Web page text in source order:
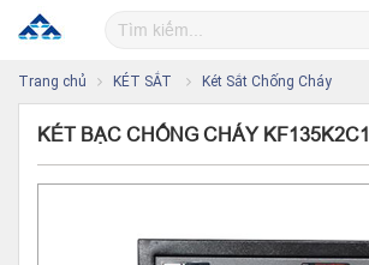
Trang chủ KÉT SẮT Két Sắt Chống Cháy
KÉT BẠC CHỐNG CHÁY KF135K2C1